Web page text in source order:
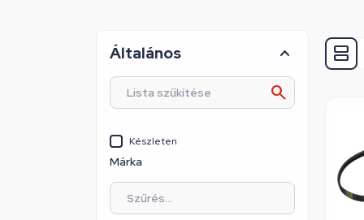
Általános
Készleten
Márka